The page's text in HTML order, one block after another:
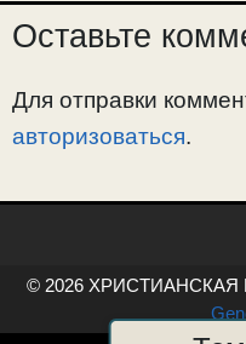
Оставьте
Для отправки
авторизоваться.
© 2026 ХРИСТИАНСКАЯ